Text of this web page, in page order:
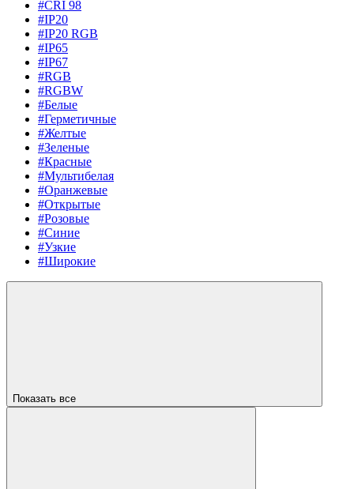
#CRI 98
#IP20
#IP20 RGB
#IP65
#IP67
#RGB
#RGBW
#Белые
#Герметичные
#Желтые
#Зеленые
#Красные
#Мультибелая
#Оранжевые
#Открытые
#Розовые
#Синие
#Узкие
#Широкие
Показать все